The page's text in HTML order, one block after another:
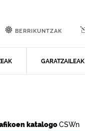
GARATZAILEAK
BERRIKUNTZAK
katalogoCSWn